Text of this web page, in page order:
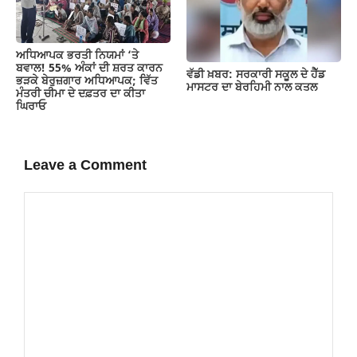
ਅਧਿਆਪਕ ਭਰਤੀ ਨਿਯਮਾਂ ‘ਤੇ
ਬਵਾਲ! 55% ਅੰਕਾਂ ਦੀ ਸ਼ਰਤ ਕਾਰਨ
ਭੜਕੇ ਬੇਰੁਜ਼ਗਾਰ ਅਧਿਆਪਕ; ਵਿੱਤ
ਮੰਤਰੀ ਚੀਮਾ ਦੇ ਦਫ਼ਤਰ ਦਾ ਕੀਤਾ
ਘਿਰਾਓ
ਵੱਡੀ ਖ਼ਬਰ: ਸਰਕਾਰੀ ਸਕੂਲ ਦੇ ਹੈੱਡ
ਮਾਸਟਰ ਦਾ ਬੇਰਹਿਮੀ ਨਾਲ ਕਤਲ
Leave a Comment